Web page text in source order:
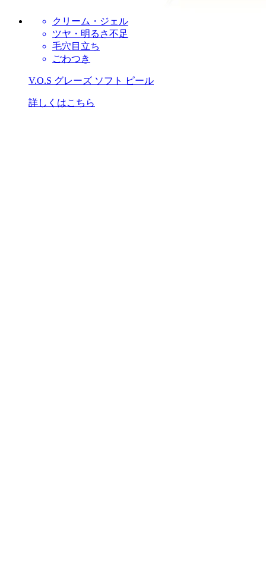
クリーム・ジェル
ツヤ・明るさ不足
毛穴目立ち
ごわつき
V.O.S グレーズ ソフト ピール
詳しくはこちら